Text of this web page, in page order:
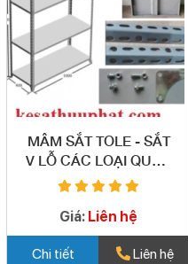
MÂM SẮT TOLE - SẮT
V LỖ CÁC LOẠI QUẬN
BÌNH TÂN 06
Giá: Liên hệ
Chi tiết Liên hệ